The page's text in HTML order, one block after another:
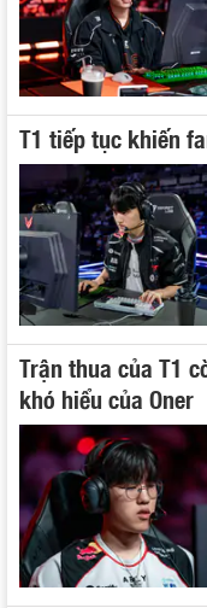
T1 tiếp tục khiến
Trận thua của T1
khó hiểu của Oner